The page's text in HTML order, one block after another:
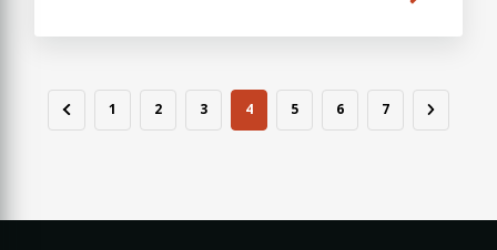
1 2 3 4 5 6 7